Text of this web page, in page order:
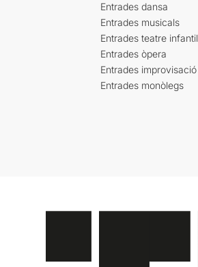
Entrades dansa
Entrades musicals
Entrades teatre infantil
Entrades òpera
Entrades improvisació
Entrades monòlegs